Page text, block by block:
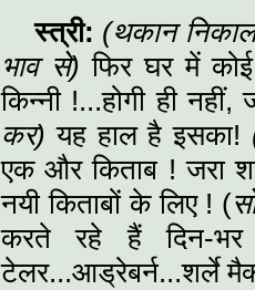
स्त्री: (थकान
भाव से) फिर घर में
किन्नी !...होगी ही
कर) यह हाल है इसका!
एक और किताब ! जरा
नयी किताबों के लिए ! (
करते रहे हैं दिन-
टेलर...आड्रेबर्न...शर्ले